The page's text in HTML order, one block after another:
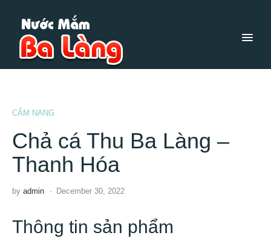
CẨM NANG
Chả cá Thu Ba Làng –
Thanh Hóa
by admin December 30, 2022
Thông tin sản phẩm